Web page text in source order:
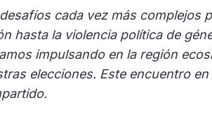
cada vez más complejos
hasta la violencia política de
impulsando en la región
elecciones. Este encuentro